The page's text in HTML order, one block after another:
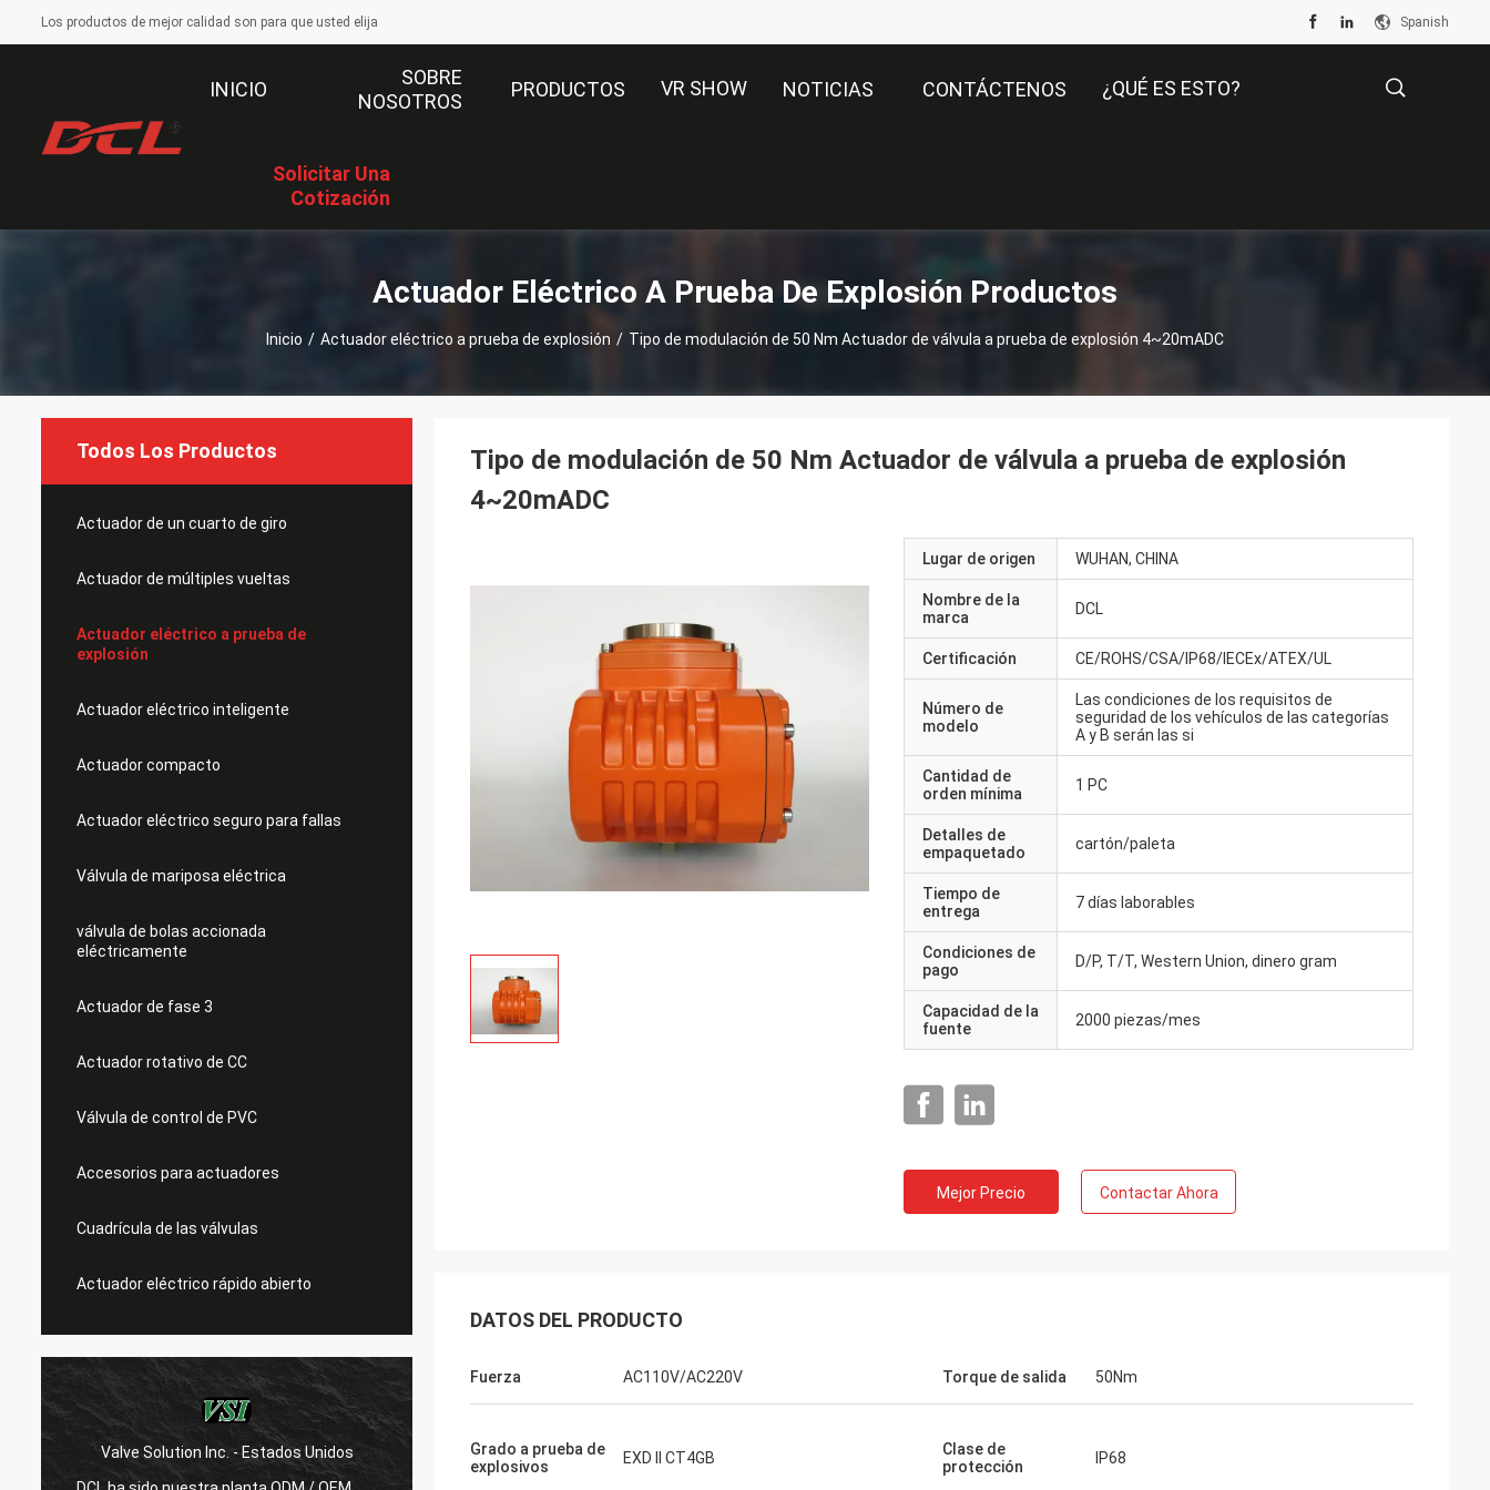
Los productos de mejor calidad son para que usted elija Spanish
INICIO
SOBRE
NOSOTROS
PRODUCTOS VR SHOW NOTICIAS CONTÁCTENOS ¿QUÉ ES ESTO?
Solicitar Una
Cotización
Actuador Eléctrico A Prueba De Explosión Productos
Inicio / Actuador eléctrico a prueba de explosión / Tipo de modulación de 50 Nm Actuador de válvula a prueba de explosión 4~20mADC
Todos Los Productos
Actuador de un cuarto de giro
Actuador de múltiples vueltas
Actuador eléctrico a prueba de
explosión
Actuador eléctrico inteligente
Actuador compacto
Actuador eléctrico seguro para fallas
Válvula de mariposa eléctrica
válvula de bolas accionada
eléctricamente
Actuador de fase 3
Actuador rotativo de CC
Válvula de control de PVC
Accesorios para actuadores
Cuadrícula de las válvulas
Actuador eléctrico rápido abierto
Valve Solution Inc. - Estados Unidos
WESA Armaturen GmbH - Alemania
Grupo Midea - China
Tipo de modulación de 50 Nm Actuador de válvula a prueba de explosión
4~20mADC
Lugar de origen WUHAN, CHINA
Nombre de la
marca
DCL
Certificación CE/ROHS/CSA/IP68/IECEx/ATEX/UL
Número de
modelo
Las condiciones de los requisitos de
seguridad de los vehículos de las categorías
A y B serán las si
Cantidad de
orden mínima
1 PC
Detalles de
empaquetado
cartón/paleta
Tiempo de
entrega
7 días laborables
Condiciones de
pago
D/P, T/T, Western Union, dinero gram
Capacidad de la
fuente
2000 piezas/mes
Mejor Precio Contactar Ahora
DATOS DEL PRODUCTO
Fuerza AC110V/AC220V Torque de salida 50Nm
Grado a prueba de
explosivos
EXD II CT4GB
Clase de
protección
IP68